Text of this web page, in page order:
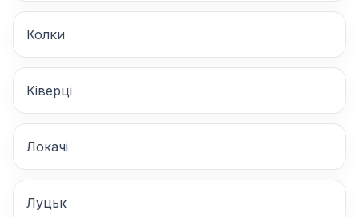
Колки
Ківерці
Локачі
Луцьк